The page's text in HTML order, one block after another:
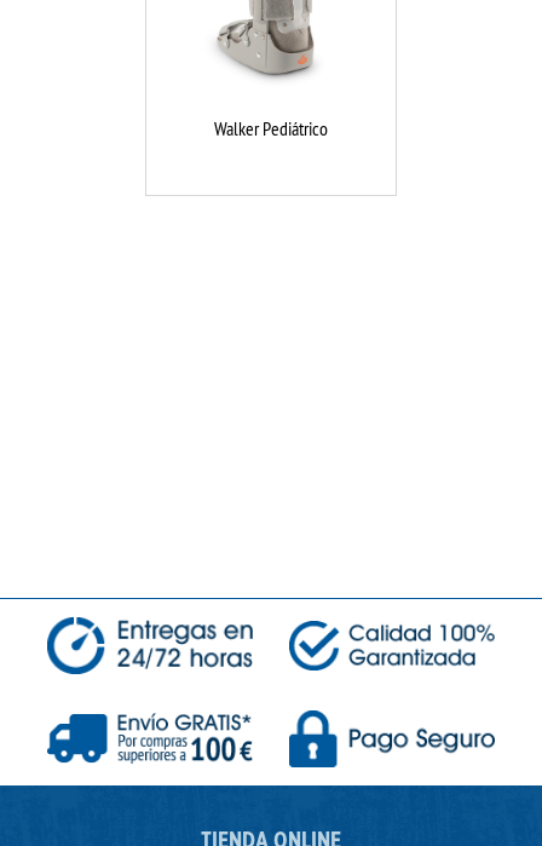
Walker Pediátrico
TIENDA ONLINE